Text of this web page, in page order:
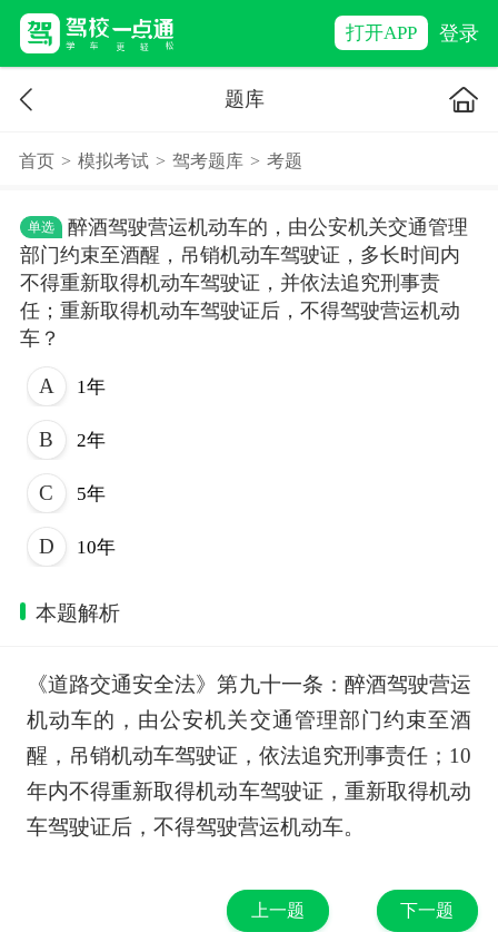
打开APP 登录
题库
首页 > 模拟考试 > 驾考题库 > 考题
单选
醉酒驾驶营运机动车的，由公安机关交通管理
部门约束至酒醒，吊销机动车驾驶证，多长时间内
不得重新取得机动车驾驶证，并依法追究刑事责
任；重新取得机动车驾驶证后，不得驾驶营运机动
车？
1年
2年
5年
10年
本题解析
《道路交通安全法》第九十一条：醉酒驾驶营运
机动车的，由公安机关交通管理部门约束至酒
醒，吊销机动车驾驶证，依法追究刑事责任；10
年内不得重新取得机动车驾驶证，重新取得机动
车驾驶证后，不得驾驶营运机动车。
上一题 下一题